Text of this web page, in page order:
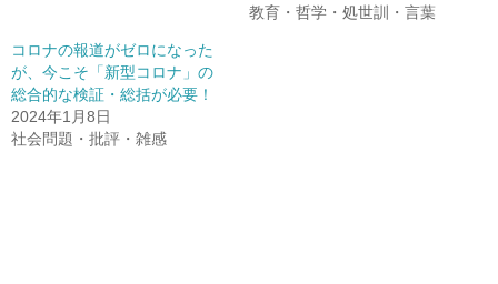
教育・哲学・処世訓・言葉
コロナの報道がゼロになった
が、今こそ「新型コロナ」の
総合的な検証・総括が必要！
2024年1月8日
社会問題・批評・雑感